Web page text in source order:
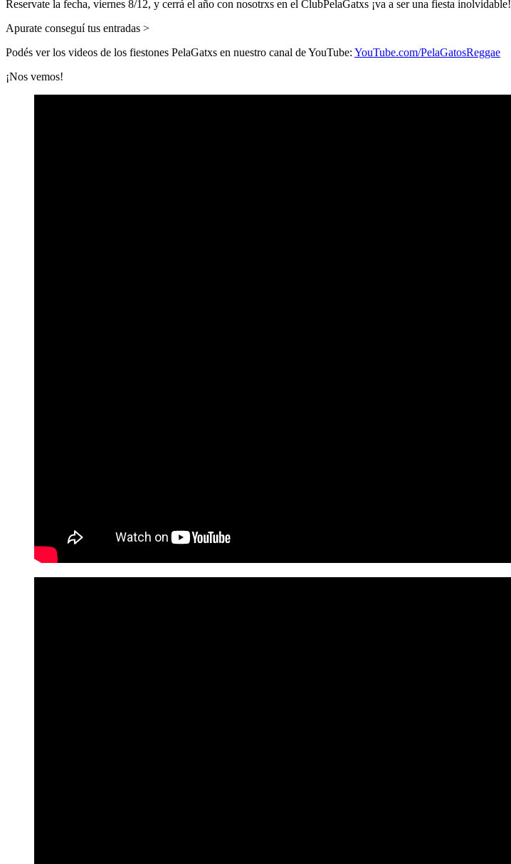
Reservate la fecha, viernes 8/12, y cerrá el año con nosotrxs en el ClubPelaGatxs ¡va a ser una fiesta inolvidable!
Apurate conseguí tus entradas >
Podés ver los videos de los fiestones PelaGatxs en nuestro canal de YouTube: YouTube.com/PelaGatosReggae
¡Nos vemos!